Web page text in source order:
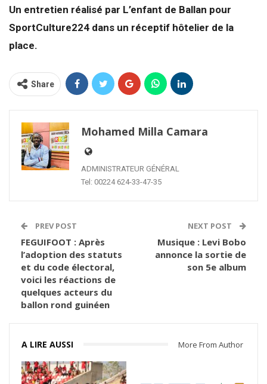
Un entretien réalisé par L’enfant de Ballan pour
SportCulture224 dans un réceptif hôtelier de la
place.
Share
Mohamed Milla Camara
ADMINISTRATEUR GÉNÉRAL
Tel: 00224 624-33-47-35
PREV POST
FEGUIFOOT : Après
l’adoption des statuts
et du code électoral,
voici les réactions de
quelques acteurs du
ballon rond guinéen
NEXT POST
Musique : Levi Bobo
annonce la sortie de
son 5e album
A LIRE AUSSI More From Author